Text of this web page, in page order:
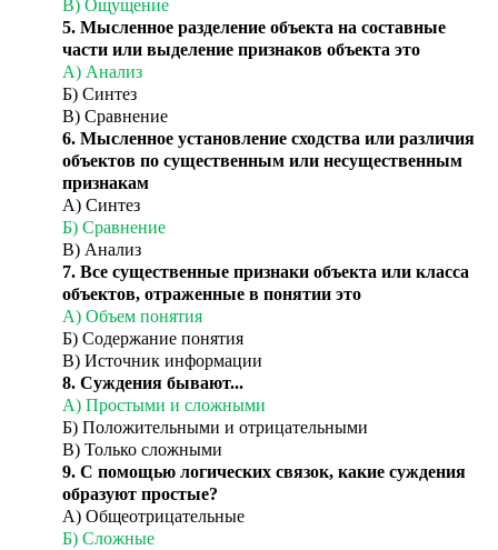
В) Ощущение
5. Мысленное разделение объекта на составные
части или выделение признаков объекта это
А) Анализ
Б) Синтез
В) Сравнение
6. Мысленное установление сходства или различия
объектов по существенным или несущественным
признакам
А) Синтез
Б) Сравнение
В) Анализ
7. Все существенные признаки объекта или класса
объектов, отраженные в понятии это
А) Объем понятия
Б) Содержание понятия
В) Источник информации
8. Суждения бывают...
А) Простыми и сложными
Б) Положительными и отрицательными
В) Только сложными
9. С помощью логических связок, какие суждения
образуют простые?
А) Общеотрицательные
Б) Сложные